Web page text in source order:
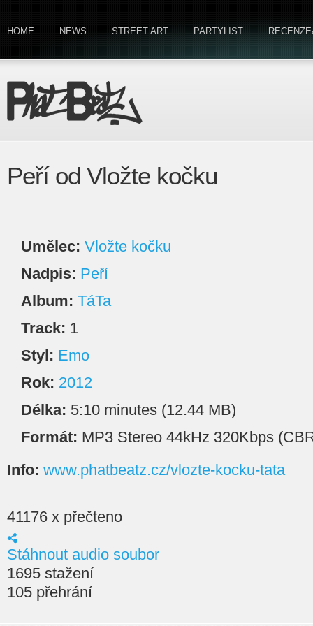
HOME NEWS STREET ART PARTYLIST
Peří od Vložte kočku
Umělec: Vložte kočku
Nadpis: Peří
Album: TáTa
Track: 1
Styl: Emo
Rok: 2012
Délka: 5:10 minutes (12.44 MB)
Formát: MP3 Stereo 44kHz 320Kbps
Info: www.phatbeatz.cz/vlozte-kocku-tata
41176 x přečteno
Stáhnout audio soubor
1695 stažení
105 přehrání